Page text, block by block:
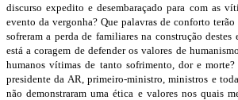
discurso expedito e desembaraçado para com as
evento da vergonha? Que palavras de conforto
sofreram a perda de familiares na construção destes
está a coragem de defender os valores de
humanos vítimas de tanto sofrimento, dor e morte?
presidente da AR, primeiro-ministro, ministros e
não demonstraram uma ética e valores nos quais